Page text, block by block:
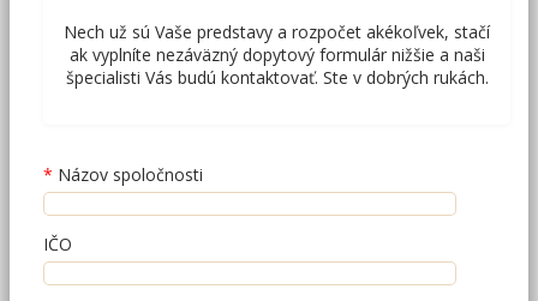
Nech už sú Vaše predstavy a rozpočet akékoľvek, stačí
ak vyplníte nezáväzný dopytový formulár nižšie a naši
špecialisti Vás budú kontaktovať. Ste v dobrých rukách.
Názov spoločnosti
IČO